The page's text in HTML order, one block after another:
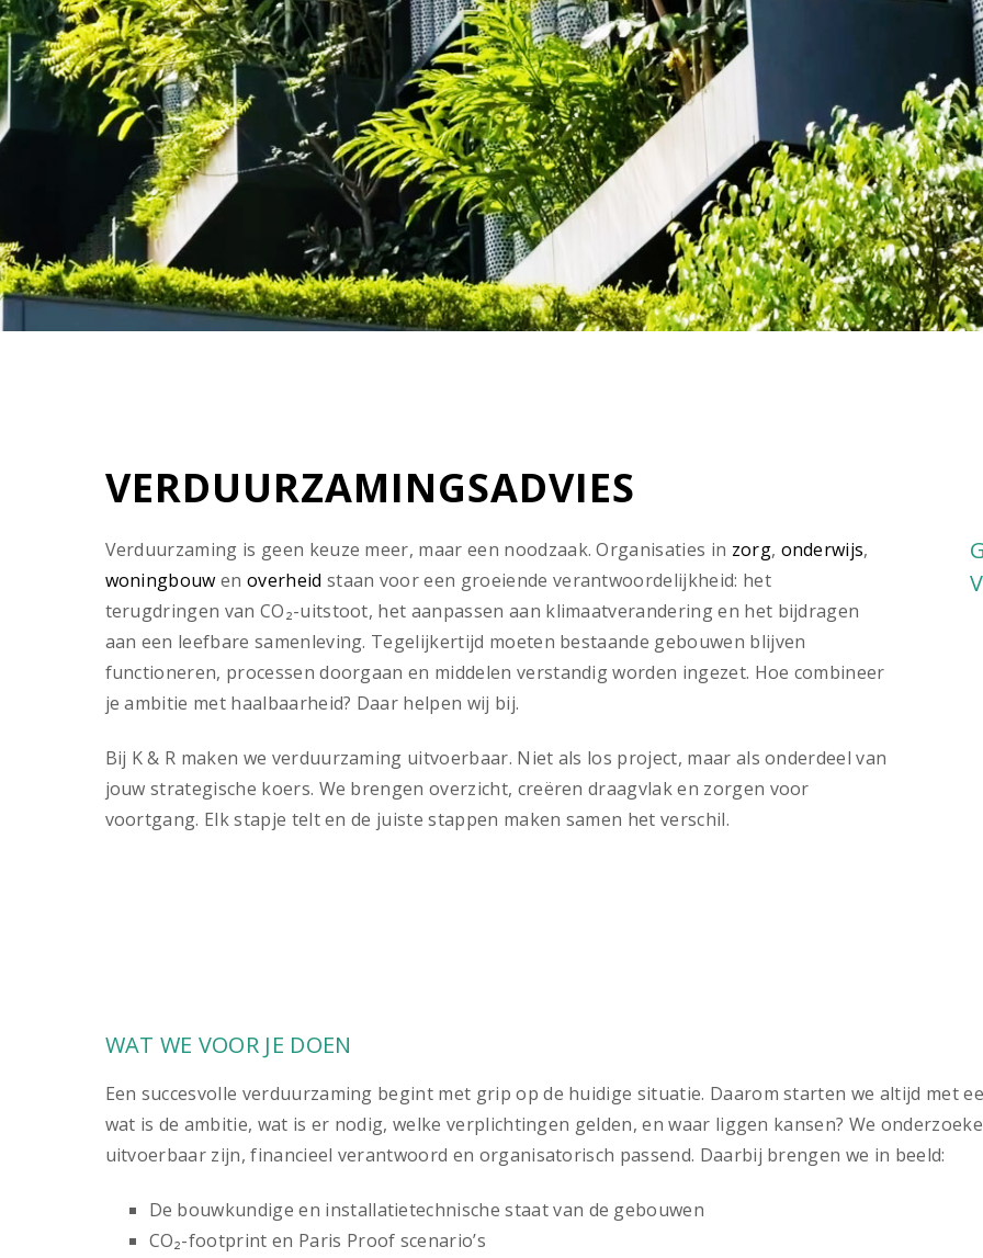
VERDUURZAMINGSADVIES
Verduurzaming is geen keuze meer, maar een noodzaak. Organisaties in zorg, onderwijs,
woningbouw en overheid staan voor een groeiende verantwoordelijkheid: het
terugdringen van CO₂-uitstoot, het aanpassen aan klimaatverandering en het bijdragen
aan een leefbare samenleving. Tegelijkertijd moeten bestaande gebouwen blijven
functioneren, processen doorgaan en middelen verstandig worden ingezet. Hoe combineer
je ambitie met haalbaarheid? Daar helpen wij bij.
Bij K & R maken we verduurzaming uitvoerbaar. Niet als los project, maar als onderdeel van
jouw strategische koers. We brengen overzicht, creëren draagvlak en zorgen voor
voortgang. Elk stapje telt en de juiste stappen maken samen het verschil.
WAT WE VOOR JE DOEN
Een succesvolle verduurzaming begint met grip op de huidige situatie. Daarom starten we altijd met
wat is de ambitie, wat is er nodig, welke verplichtingen gelden, en waar liggen kansen? We
uitvoerbaar zijn, financieel verantwoord en organisatorisch passend. Daarbij brengen we in beeld:
De bouwkundige en installatietechnische staat van de gebouwen
CO₂-footprint en Paris Proof scenario’s